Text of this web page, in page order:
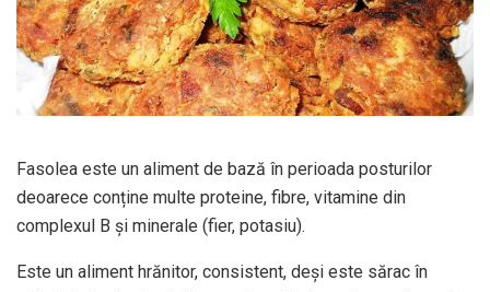
Fasolea este un aliment de bază în perioada posturilor
deoarece conține multe proteine, fibre, vitamine din
complexul B și minerale (fier, potasiu).
Este un aliment hrănitor, consistent, deși este sărac în